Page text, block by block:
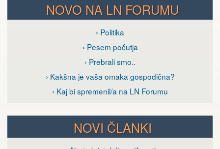
NOVO NA LN FORUMU
› Politika
› Pesem počutja
› Prebrali smo..
› Kakšna je vaša omaka gospodična?
› Kaj bi spremenil/a na LN Forumu
NOVI ČLANKI